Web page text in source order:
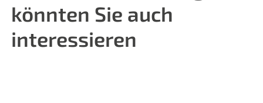
könnten Sie auch
interessieren